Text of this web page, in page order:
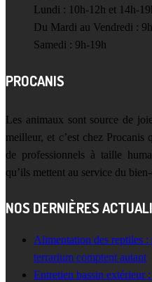
Lundi : 10h-12h et 14h-
Du Mardi au Vendredi :
Samedi : 9h-19h
PROCANIS
Les animaux sont source de
meilleur, et c’est chez
de professionnels à taille
qu’ils mettent au service du
NOS DERNIÈRES
Alimentation des reptiles
terrarium comptent autant
Entretien bassin extérieur